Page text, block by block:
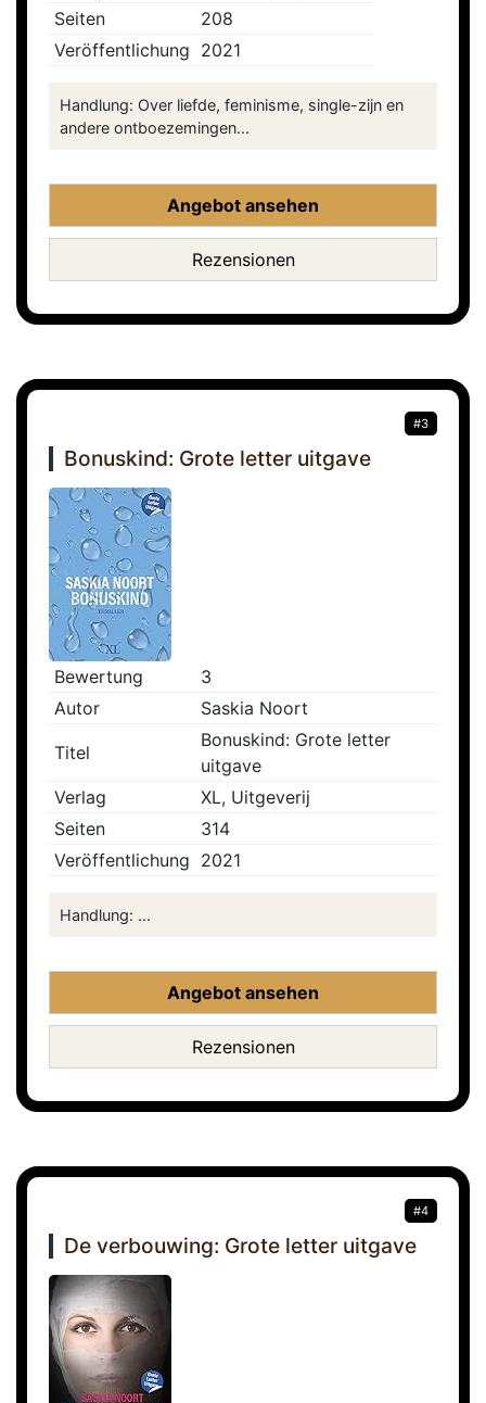
Seiten
208
Veröffentlichung 2021
Handlung: Over liefde, feminisme, single-zijn en
andere ontboezemingen...
Angebot ansehen
Rezensionen
#3
Bonuskind: Grote letter uitgave
Bewertung
3
Autor
Saskia Noort
Titel
Bonuskind: Grote letter
uitgave
Verlag
XL, Uitgeverij
Seiten
314
Veröffentlichung 2021
Handlung: ...
Angebot ansehen
Rezensionen
#4
De verbouwing: Grote letter uitgave